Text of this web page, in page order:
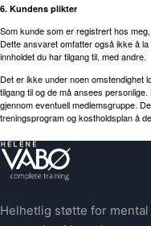
6. Kundens plikter
Som kunde som er registrert hos
Dette ansvaret omfatter også ikke å
innholdet du har tilgang til, med andre.
Det er ikke under noen omstendighet
tilgang til og de må ansees
gjennom eventuell medlemsgruppe.
treningsprogram og kostholdsplan å
Helhetlig støtte for